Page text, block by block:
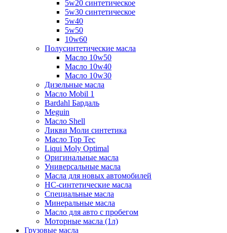
5w20 синтетическое
5w30 синтетическое
5w40
5w50
10w60
Полусинтетические масла
Масло 10w50
Масло 10w40
Масло 10w30
Дизельные масла
Масло Mobil 1
Bardahl Бардаль
Meguin
Масло Shell
Ликви Моли синтетика
Масло Top Tec
Liqui Moly Optimal
Оригинальные масла
Универсальные масла
Масла для новых автомобилей
HC-синтетические масла
Специальные масла
Минеральные масла
Масло для авто с пробегом
Моторные масла (1л)
Грузовые масла